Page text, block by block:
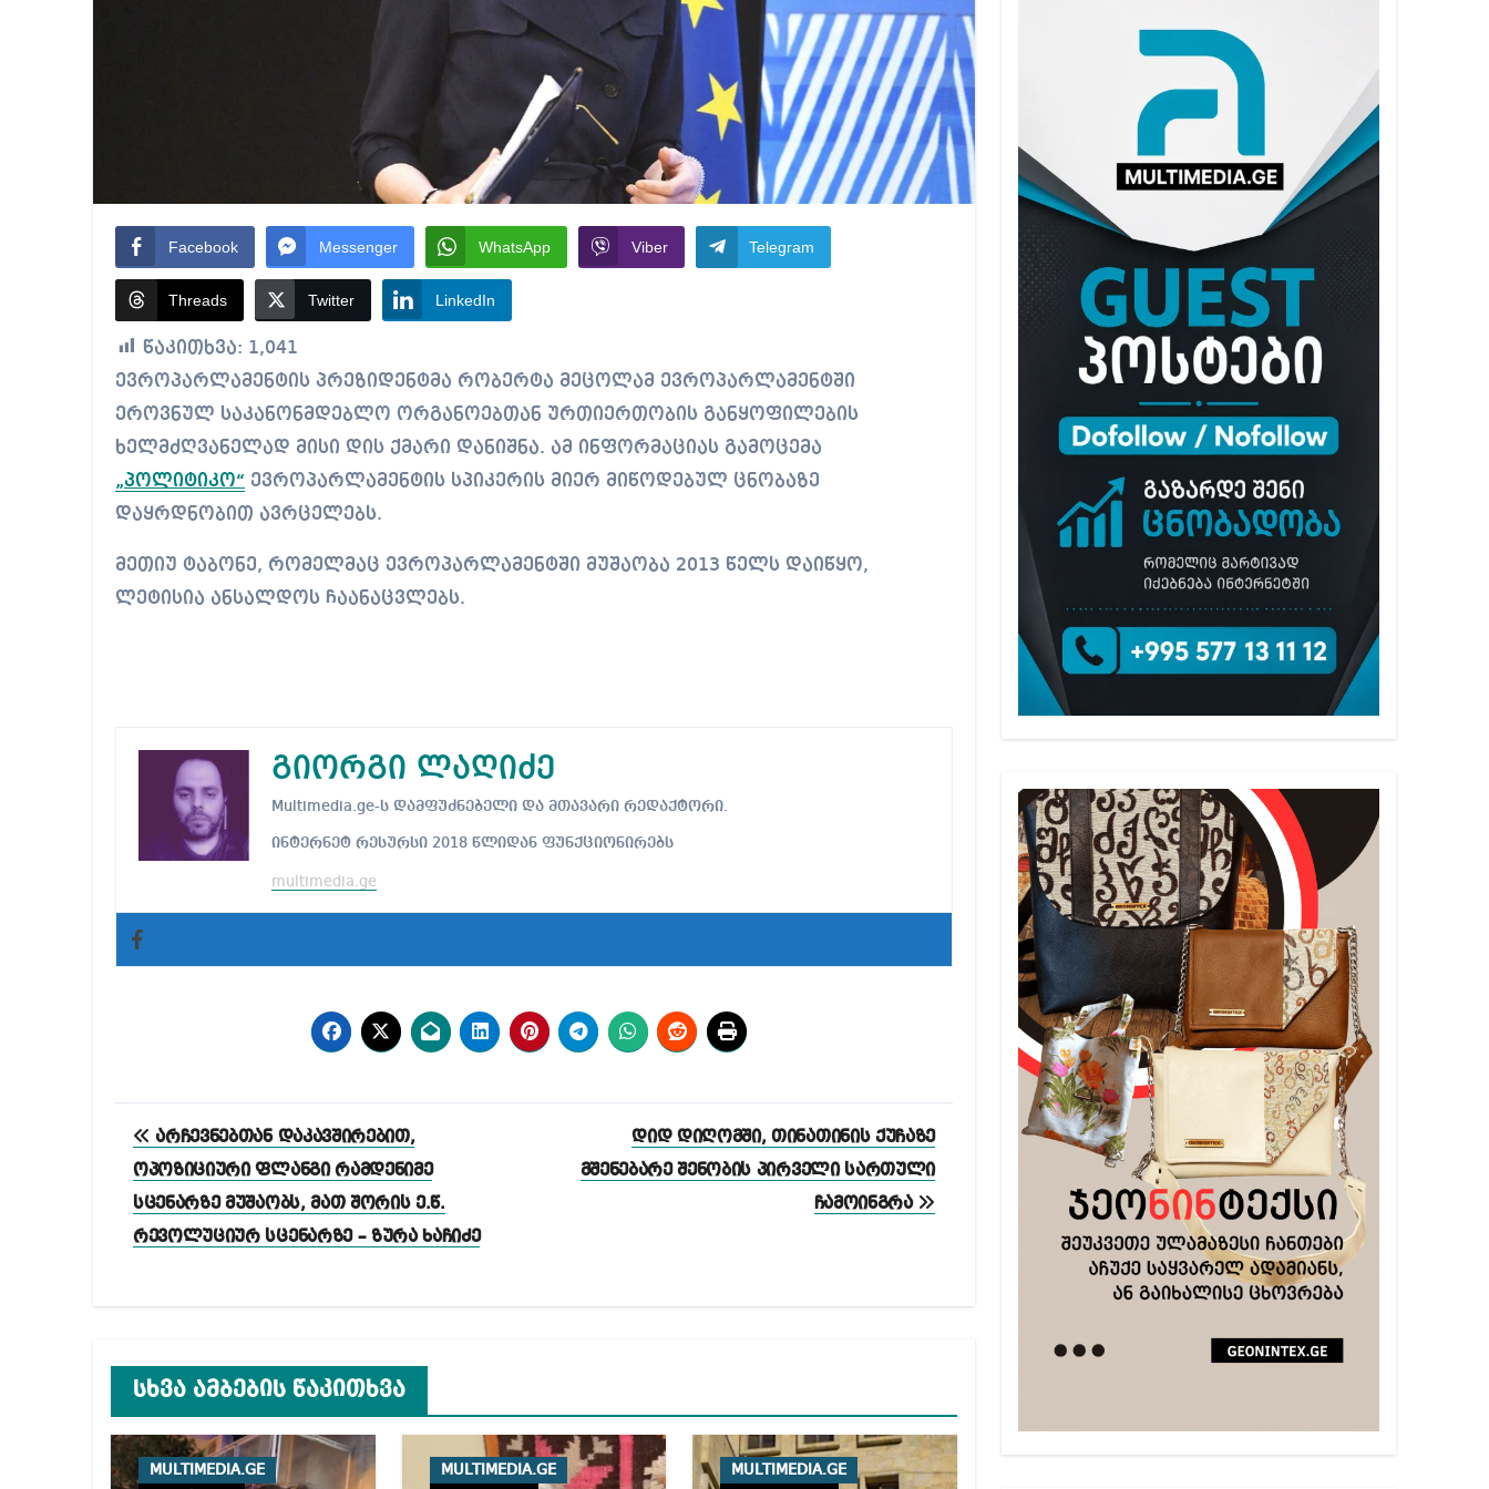
Facebook Messenger WhatsApp Viber Telegram
Threads Twitter LinkedIn
წაკითხვა: 1,041
ევროპარლამენტის პრეზიდენტმა რობერტა მეცოლამ ევროპარლამენტში
ეროვნულ საკანონმდებლო ორგანოებთან ურთიერთობის განყოფილების
ხელმძღვანელად მისი დის ქმარი დანიშნა. ამ ინფორმაციას გამოცემა
„პოლიტიკო“ ევროპარლამენტის სპიკერის მიერ მიწოდებულ ცნობაზე
დაყრდნობით ავრცელებს.
მეთიუ ტაბონე, რომელმაც ევროპარლამენტში მუშაობა 2013 წელს დაიწყო,
ლეტისია ანსალდოს ჩაანაცვლებს.
გიორგი ლაღიძე
Multimedia.ge-ს დამფუძნებელი და მთავარი რედაქტორი.
ინტერნეტ რესურსი 2018 წლიდან ფუნქციონირებს
multimedia.ge
პოსტის
ნავიგაცია
არჩევნებთან დაკავშირებით,
ოპოზიციური ფლანგი რამდენიმე
სცენარზე მუშაობს, მათ შორის ე.წ.
რევოლუციურ სცენარზე – ზურა ხაჩიძე
დიდ დიღომში, თინათინის ქუჩაზე
მშენებარე შენობის პირველი სართული
ჩამოინგრა
სხვა ამბების წაკითხვა
MULTIMEDIA.GE
MULTIMEDIA.GE
MULTIMEDIA.GE